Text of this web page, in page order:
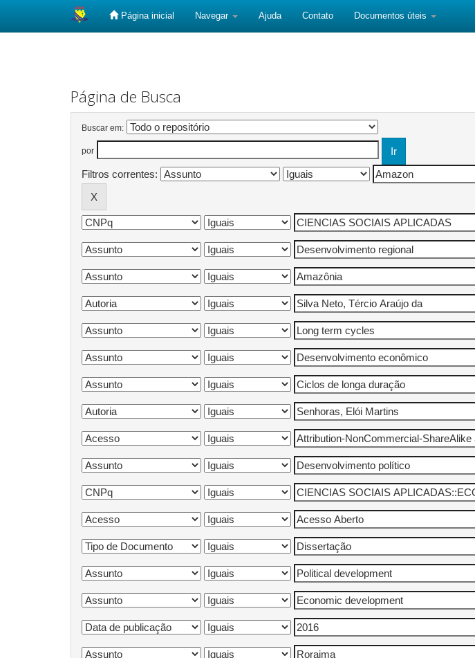
Página inicial Navegar Ajuda Contato Documentos úteis
Página de Busca
Buscar em:
por
Filtros correntes: